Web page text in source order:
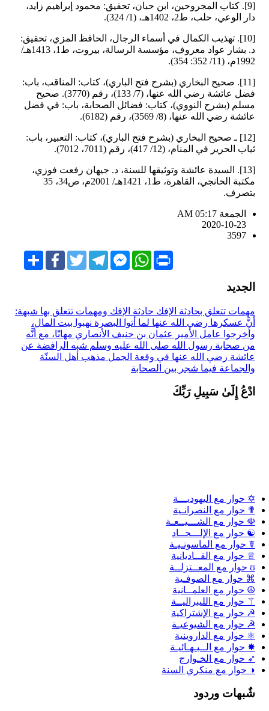
[9]. كتاب المجروحين، ابن حبان، تحقيق: محمود إبراهيم زايد،
دار الوعي، حلب، ط2، 1402هـ، (1/ 324).
[10]. تهذيب الكمال في أسماء الرجال، الحافظ المزي، تحقيق:
د. بشار عواد معروف، مؤسسة الرسالة، بيروت، ط1، 1413هـ/
1992م، (11/ 352: 354).
[11]. صحيح البخاري (بشرح فتح الباري)، كتاب: المناقب، باب:
فضل عائشة رضي الله عنها، (7/ 133)، رقم (3770). صحيح
مسلم (بشرح النووي)، كتاب: فضائل الصحابة، باب: في فضل
عائشة رضي الله عنها، (8/ 3569)، رقم (6182).
[12] ـ صحيح البخاري (بشرح فتح الباري)، كتاب: التعبير، باب:
ثياب الحرير في المنام، (12/ 417)، رقم (7011، 7012).
[13]. السيدة عائشة وتوثيقها للسنة، د. جيهان رفعت فوزي،
مكتبة الخانجي، القاهرة، ط1، 1421هـ/ 2001م، ص34، 35
بتصرف.
الجمعة AM 05:17
2020-10-23
3597
ShareFacebookTwitter
TelegramFacebook
Messenger
WhatsApp Print
الجديد
مهمات تتعلق بحادثة الإفك حادثة الإفك ومهمات تتعلق بها شبهة:
أنَّ عسكرها رضي الله عنها لما أتوا البصرة نهبوا بيت المال،
وأخرجوا عامل الأمير عثمان بن حنيف الأنصاري مهانًا، مع أنَّه
من صحابة رسول الله صلى الله عليه وسلم شبه الرافضة عن
عائشة رضي الله عنها في وقعة الجمل مذهب أهل السنّة
والجماعة فيما شجر بين الصحابة
ادْعُ إِلَىٰ سَبِيلِ رَبِّكَ
✡ حوار مع اليهوديـــة
✟ حوار مع النصرانـية
☫ حوار مع الشـــيــعـة
☯ حوار مع الإلـــحــاد
☤ حوار مع الماسونـيـة
♕ حوار مع القــاديانية
ʊ حوار مع المعــتزلــة
⌘ حوار مع الصوفـية
☮ حوار مع العلمــانية
⚚ حوار مع الليبراليــة
☭ حوار مع الإشتراكية
☭ حوار مع الشيوعيـة
⚛ حوار مع الداروينية
✸ حوار مع الــبـهـائيـة
➶ حوار مع الخـوارج
◑ حوار مع منكري السنة
شٌبهات وردود